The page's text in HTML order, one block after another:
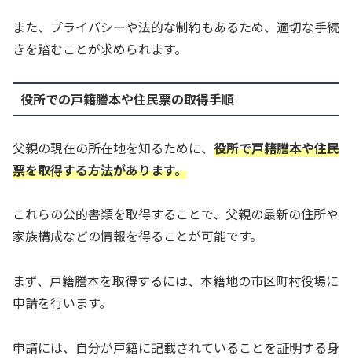
また、プライバシーや法的な制約もあるため、適切な手続
きを踏むことが求められます。
役所での戸籍謄本や住民票の取得手順
父親の現在の所在地を知るために、 役所で戸籍謄本や住民
票を取得する方法があります。
これらの公的書類を取得することで、父親の最新の住所や
家族構成などの情報を得ることが可能です。
まず、戸籍謄本を取得するには、本籍地の市区町村役場に
申請を行います。
申請には、自分が戸籍に記載されていることを証明する身